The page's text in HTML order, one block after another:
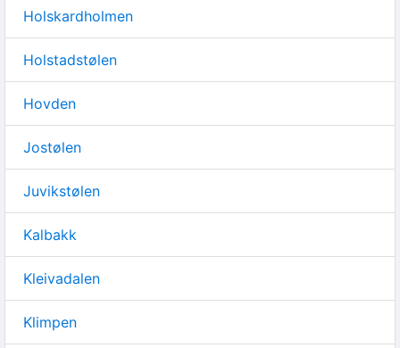
Holskardholmen
Holstadstølen
Hovden
Jostølen
Juvikstølen
Kalbakk
Kleivadalen
Klimpen